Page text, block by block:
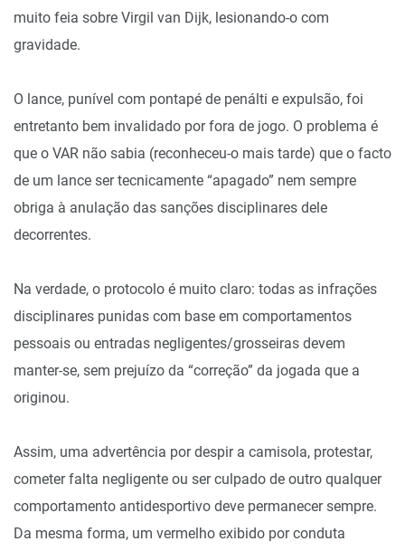
muito feia sobre Virgil van Dijk, lesionando-o com
gravidade.
O lance, punível com pontapé de penálti e expulsão, foi
entretanto bem invalidado por fora de jogo. O problema é
que o VAR não sabia (reconheceu-o mais tarde) que o facto
de um lance ser tecnicamente “apagado” nem sempre
obriga à anulação das sanções disciplinares dele
decorrentes.
Na verdade, o protocolo é muito claro: todas as infrações
disciplinares punidas com base em comportamentos
pessoais ou entradas negligentes/grosseiras devem
manter-se, sem prejuízo da “correção” da jogada que a
originou.
Assim, uma advertência por despir a camisola, protestar,
cometer falta negligente ou ser culpado de outro qualquer
comportamento antidesportivo deve permanecer sempre.
Da mesma forma, um vermelho exibido por conduta